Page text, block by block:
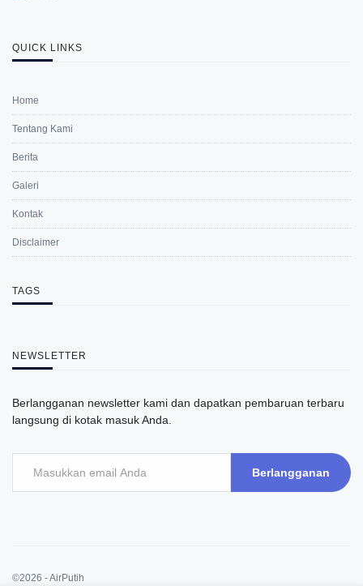
QUICK LINKS
Home
Tentang Kami
Berita
Galeri
Kontak
Disclaimer
TAGS
NEWSLETTER
Berlangganan newsletter kami dan dapatkan pembaruan terbaru
langsung di kotak masuk Anda.
Berlangganan
©2026 - AirPutih